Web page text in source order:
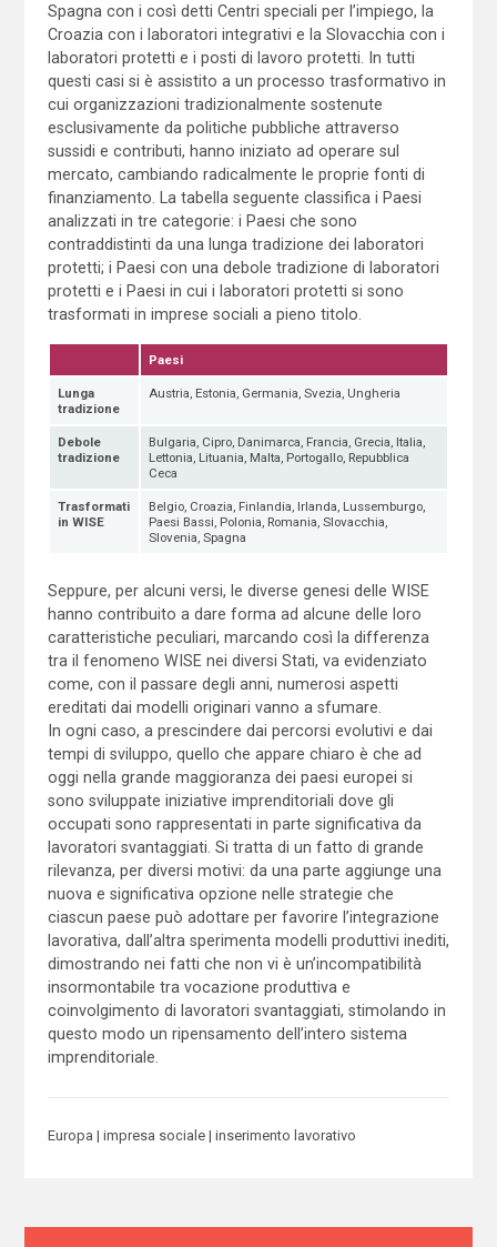
Spagna con i così detti Centri speciali per l’impiego, la
Croazia con i laboratori integrativi e la Slovacchia con i
laboratori protetti e i posti di lavoro protetti. In tutti
questi casi si è assistito a un processo trasformativo in
cui organizzazioni tradizionalmente sostenute
esclusivamente da politiche pubbliche attraverso
sussidi e contributi, hanno iniziato ad operare sul
mercato, cambiando radicalmente le proprie fonti di
finanziamento. La tabella seguente classifica i Paesi
analizzati in tre categorie: i Paesi che sono
contraddistinti da una lunga tradizione dei laboratori
protetti; i Paesi con una debole tradizione di laboratori
protetti e i Paesi in cui i laboratori protetti si sono
trasformati in imprese sociali a pieno titolo.
Paesi
Lunga
tradizione
Austria, Estonia, Germania, Svezia, Ungheria
Debole
tradizione
Bulgaria, Cipro, Danimarca, Francia, Grecia, Italia,
Lettonia, Lituania, Malta, Portogallo, Repubblica
Ceca
Trasformati
in WISE
Belgio, Croazia, Finlandia, Irlanda, Lussemburgo,
Paesi Bassi, Polonia, Romania, Slovacchia,
Slovenia, Spagna
Seppure, per alcuni versi, le diverse genesi delle WISE
hanno contribuito a dare forma ad alcune delle loro
caratteristiche peculiari, marcando così la differenza
tra il fenomeno WISE nei diversi Stati, va evidenziato
come, con il passare degli anni, numerosi aspetti
ereditati dai modelli originari vanno a sfumare.
In ogni caso, a prescindere dai percorsi evolutivi e dai
tempi di sviluppo, quello che appare chiaro è che ad
oggi nella grande maggioranza dei paesi europei si
sono sviluppate iniziative imprenditoriali dove gli
occupati sono rappresentati in parte significativa da
lavoratori svantaggiati. Si tratta di un fatto di grande
rilevanza, per diversi motivi: da una parte aggiunge una
nuova e significativa opzione nelle strategie che
ciascun paese può adottare per favorire l’integrazione
lavorativa, dall’altra sperimenta modelli produttivi inediti,
dimostrando nei fatti che non vi è un’incompatibilità
insormontabile tra vocazione produttiva e
coinvolgimento di lavoratori svantaggiati, stimolando in
questo modo un ripensamento dell’intero sistema
imprenditoriale.
Europa impresa sociale inserimento lavorativo